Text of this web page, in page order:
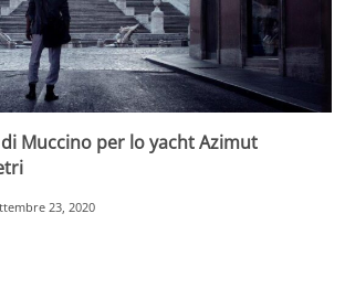
Muccino per lo yacht Azimut
23, 2020